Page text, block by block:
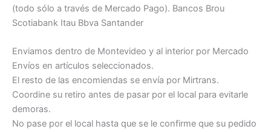
(todo sólo a través de Mercado Pago). Bancos Brou
Scotiabank Itau Bbva Santander
Enviamos dentro de Montevideo y al interior por Mercado
Envíos en artículos seleccionados.
El resto de las encomiendas se envía por Mirtrans.
Coordine su retiro antes de pasar por el local para evitarle
demoras.
No pase por el local hasta que se le confirme que su pedido